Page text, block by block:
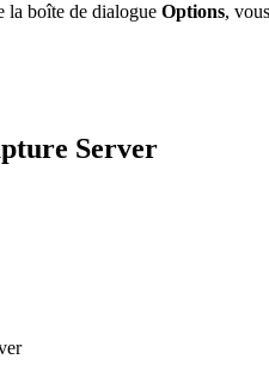
la boîte de dialogue Options,
Server